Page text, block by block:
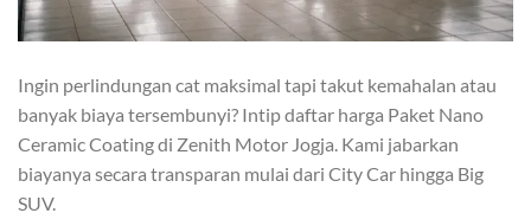
Ingin perlindungan cat maksimal tapi takut kemahalan atau
banyak biaya tersembunyi? Intip daftar harga Paket Nano
Ceramic Coating di Zenith Motor Jogja. Kami jabarkan
biayanya secara transparan mulai dari City Car hingga Big
SUV.